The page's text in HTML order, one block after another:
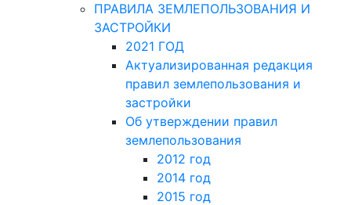
ПРАВИЛА ЗЕМЛЕПОЛЬЗОВАНИЯ И
ЗАСТРОЙКИ
2021 ГОД
Актуализированная редакция
правил землепользования и
застройки
Об утверждении правил
землепользования
2012 год
2014 год
2015 год